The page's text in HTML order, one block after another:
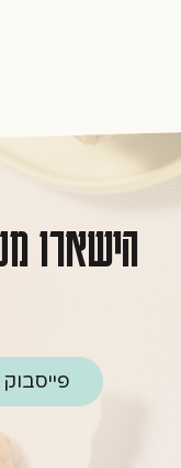
הישארו
פייסבוק